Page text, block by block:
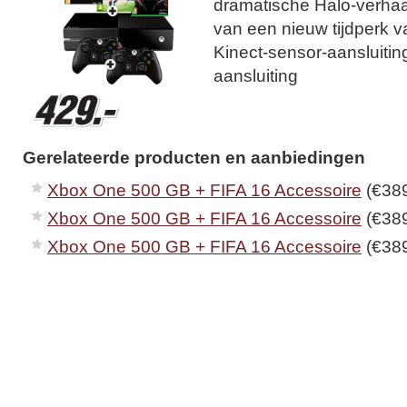
dramatische Halo-
van een nieuw tijdperk
Kinect-sensor-
aansluiting
Gerelateerde producten en aanbiedingen
Xbox One 500 GB + FIFA 16 Accessoire
Xbox One 500 GB + FIFA 16 Accessoire
Xbox One 500 GB + FIFA 16 Accessoire